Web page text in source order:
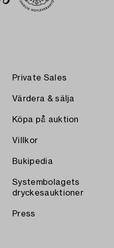
Private Sales
Värdera & sälja
Köpa på auktion
Villkor
Bukipedia
Systembolagets
dryckesauktioner
Press